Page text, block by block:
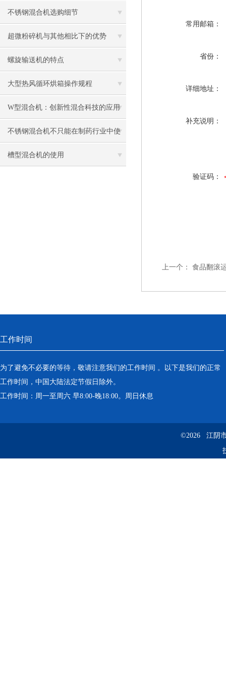
月换新油一次
不锈钢混合机选购细节
超微粉碎机与其他相比下的优势
螺旋输送机的特点
大型热风循环烘箱操作规程
W型混合机：创新性混合科技的应用
与影响
不锈钢混合机不只能在制药行业中使
用
槽型混合机的使用
常用邮箱：
省份：
详细地址：
补充说明：
验证码：
上一个： 食品翻滚
工作时间
为了避免不必要的等待，敬请注意我们的工作时间 。以下是我们的正常
工作时间，中国大陆法定节假日除外。
工作时间：周一至周六 早8:00-晚18:00。周日休息
©2026 江阴